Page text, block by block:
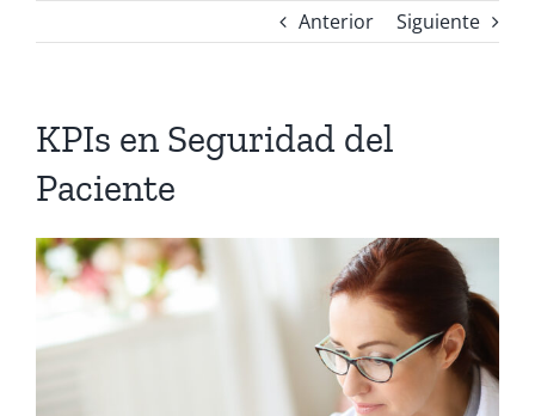
Anterior Siguiente
KPIs en Seguridad del
Paciente